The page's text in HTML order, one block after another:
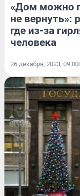
«Дом можно
не вернуть»:
где из-за
человека
26 декабря, 2023, 09:00